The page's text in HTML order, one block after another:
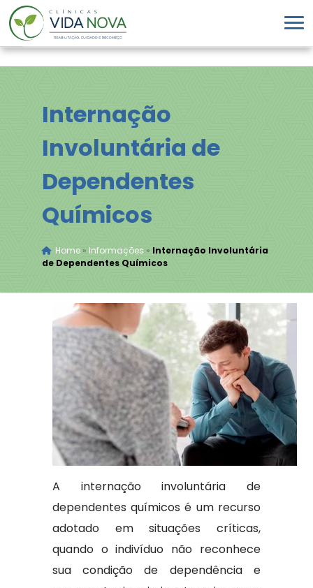
Internação
Involuntária de
Dependentes
Químicos
Home» Informações » Internação Involuntária
de Dependentes Químicos
A internação involuntária de
dependentes químicos é um recurso
adotado em situações críticas,
quando o indivíduo não reconhece
sua condição de dependência e